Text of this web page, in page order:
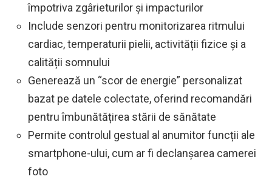
împotriva zgârieturilor și impacturilor
Include senzori pentru monitorizarea ritmului
cardiac, temperaturii pielii, activității fizice și a
calității somnului
Generează un “scor de energie” personalizat
bazat pe datele colectate, oferind recomandări
pentru îmbunătățirea stării de sănătate
Permite controlul gestual al anumitor funcții ale
smartphone-ului, cum ar fi declanșarea camerei
foto